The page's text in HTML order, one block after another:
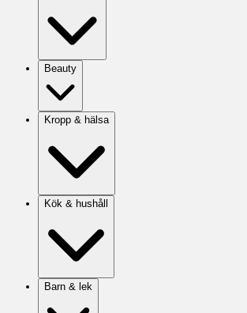
Beauty
Kropp & hälsa
Kök & hushåll
Barn & lek